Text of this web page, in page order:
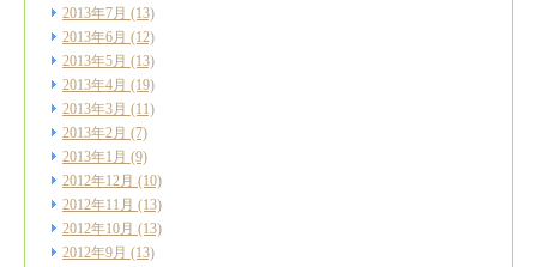
2013年7月 (13)
2013年6月 (12)
2013年5月 (13)
2013年4月 (19)
2013年3月 (11)
2013年2月 (7)
2013年1月 (9)
2012年12月 (10)
2012年11月 (13)
2012年10月 (13)
2012年9月 (13)